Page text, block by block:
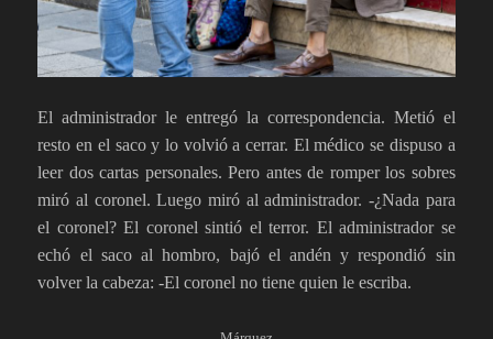
El administrador le entregó la correspondencia. Metió el
resto en el saco y lo volvió a cerrar. El médico se dispuso a
leer dos cartas personales. Pero antes de romper los sobres
miró al coronel. Luego miró al administrador. -¿Nada para
el coronel? El coronel sintió el terror. El administrador se
echó el saco al hombro, bajó el andén y respondió sin
volver la cabeza: -El coronel no tiene quien le escriba.